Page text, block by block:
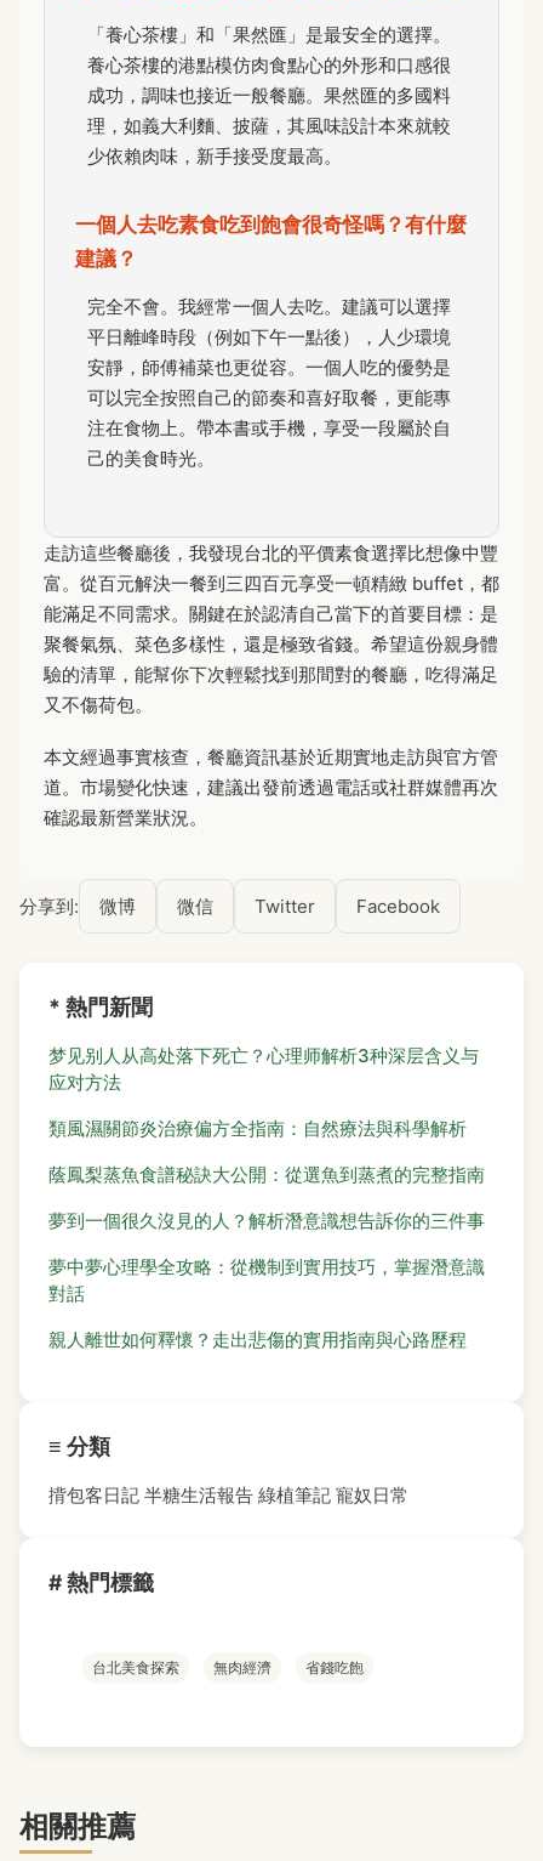
「養心茶樓」和「果然匯」是最安全的選擇。
養心茶樓的港點模仿肉食點心的外形和口感很
成功，調味也接近一般餐廳。果然匯的多國料
理，如義大利麵、披薩，其風味設計本來就較
少依賴肉味，新手接受度最高。
一個人去吃素食吃到飽會很奇怪嗎？有什麼
建議？
完全不會。我經常一個人去吃。建議可以選擇
平日離峰時段（例如下午一點後），人少環境
安靜，師傅補菜也更從容。一個人吃的優勢是
可以完全按照自己的節奏和喜好取餐，更能專
注在食物上。帶本書或手機，享受一段屬於自
己的美食時光。
走訪這些餐廳後，我發現台北的平價素食選擇比想像中豐
富。從百元解決一餐到三四百元享受一頓精緻 buffet，都
能滿足不同需求。關鍵在於認清自己當下的首要目標：是
聚餐氣氛、菜色多樣性，還是極致省錢。希望這份親身體
驗的清單，能幫你下次輕鬆找到那間對的餐廳，吃得滿足
又不傷荷包。
本文經過事實核查，餐廳資訊基於近期實地走訪與官方管
道。市場變化快速，建議出發前透過電話或社群媒體再次
確認最新營業狀況。
分享到: 微博 微信 Twitter Facebook
* 熱門新聞
梦见别人从高处落下死亡？心理师解析3种深层含义与
应对方法
類風濕關節炎治療偏方全指南：自然療法與科學解析
蔭鳳梨蒸魚食譜秘訣大公開：從選魚到蒸煮的完整指南
夢到一個很久沒見的人？解析潛意識想告訴你的三件事
夢中夢心理學全攻略：從機制到實用技巧，掌握潛意識
對話
親人離世如何釋懷？走出悲傷的實用指南與心路歷程
≡ 分類
揹包客日記 半糖生活報告 綠植筆記 寵奴日常
# 熱門標籤
台北美食探索 無肉經濟 省錢吃飽
相關推薦